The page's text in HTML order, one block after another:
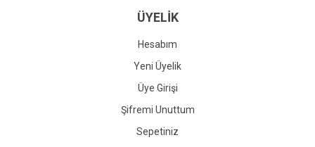
ÜYELİK
Hesabım
Yeni Üyelik
Üye Girişi
Şifremi Unuttum
Sepetiniz